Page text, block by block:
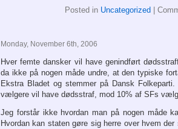
Posted in Uncategorized
Monday, November 6th, 2006
Hver femte dansker vil have genindført
da ikke på nogen måde undre, at den typiske
Ekstra Bladet og stemmer på Dansk
vælgere vil have dødsstraf, mod 10% af SFs
Jeg forstår ikke hvordan man på nogen måde
Hvordan kan staten gøre sig herre over hvem